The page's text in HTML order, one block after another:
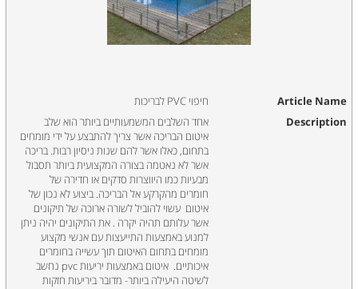
Article Name חיפוי PVC לבריכות
Description
אחד השלבים המשמעותיים ביותר הוא שלב
איטום הבריכה אשר צריך להתבצע על ידי מומחים
בתחום, כאלו אשר להם שנות ניסיון רבות. בריכה
אשר לא נאטמה בצורה המקצועית ביותר תסבול
מבעיות כמו היווצרות סדקים או חדירה של
חומרים מהקרקע אל הבריכה. ביצוע לא נכון של
איטום עשוי להוביל לשורה ארוכה של תיקונים
אשר עלותם תהיה יקרה . את התיקונים יהיה ניתן
למנוע באמצעות התייעצות עם אנשי מקצוע
מומחים בתחום האיטום תוך עשייה בחומרים
איכותיים. איטום באמצעות יריעות pvc נחשב
לשיטה היעילה ביותר- מדובר ביריעות חזקות